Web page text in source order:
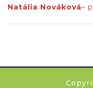
Natália Nováková–